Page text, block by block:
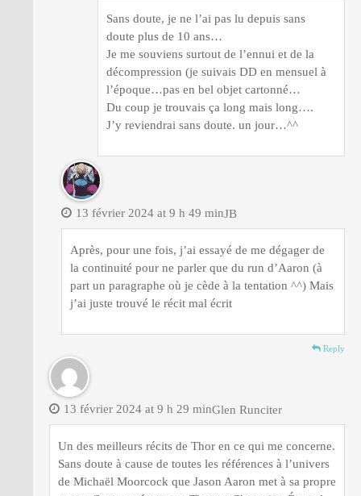
Sans doute, je ne l’ai pas lu depuis sans
doute plus de 10 ans…
Je me souviens surtout de l’ennui et de la
décompression (je suivais DD en mensuel à
l’époque…pas en bel objet cartonné…
Du coup je trouvais ça long mais long….
J’y reviendrai sans doute. un jour…^^
JB
13 février 2024 at 9 h 49 min
Après, pour une fois, j’ai essayé de me dégager de
la continuité pour ne parler que du run d’Aaron (à
part un paragraphe où je cède à la tentation ^^) Mais
j’ai juste trouvé le récit mal écrit
Reply
Glen Runciter
13 février 2024 at 9 h 29 min
Un des meilleurs récits de Thor en ce qui me concerne.
Sans doute à cause de toutes les références à l’univers
de Michaël Moorcock que Jason Aaron met à sa propre